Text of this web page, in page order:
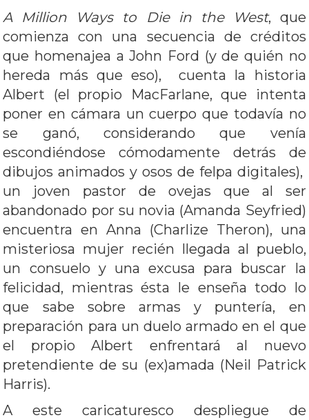
A Million Ways to Die in the West, que
comienza con una secuencia de créditos
que homenajea a John Ford (y de quién no
hereda más que eso), cuenta la historia
Albert (el propio MacFarlane, que intenta
poner en cámara un cuerpo que todavía no
se ganó, considerando que venía
escondiéndose cómodamente detrás de
dibujos animados y osos de felpa digitales),
un joven pastor de ovejas que al ser
abandonado por su novia (Amanda Seyfried)
encuentra en Anna (Charlize Theron), una
misteriosa mujer recién llegada al pueblo,
un consuelo y una excusa para buscar la
felicidad, mientras ésta le enseña todo lo
que sabe sobre armas y puntería, en
preparación para un duelo armado en el que
el propio Albert enfrentará al nuevo
pretendiente de su (ex)amada (Neil Patrick
Harris).
A este caricaturesco despliegue de